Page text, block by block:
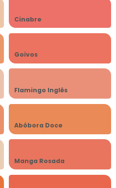
Cinabre
Goivos
Flamingo Inglês
Abóbora Doce
Manga Rosada